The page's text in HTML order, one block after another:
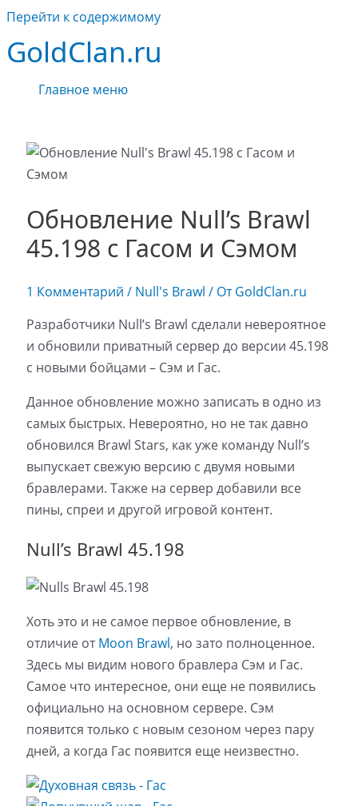
Перейти к содержимому
GoldClan.ru
Главное меню
Обновление Null’s Brawl
45.198 с Гасом и Сэмом
1 Комментарий / Null's Brawl / От GoldClan.ru
Разработчики Null’s Brawl сделали невероятное
и обновили приватный сервер до версии 45.198
с новыми бойцами – Сэм и Гас.
Данное обновление можно записать в одно из
самых быстрых. Невероятно, но не так давно
обновился Brawl Stars, как уже команду Null’s
выпускает свежую версию с двумя новыми
бравлерами. Также на сервер добавили все
пины, спреи и другой игровой контент.
Null’s Brawl 45.198
Хоть это и не самое первое обновление, в
отличие отMoon Brawl, но зато полноценное.
Здесь мы видим нового бравлера Сэм и Гас.
Самое что интересное, они еще не появились
официально на основном сервере. Сэм
появится только с новым сезоном через пару
дней, а когда Гас появится еще неизвестно.